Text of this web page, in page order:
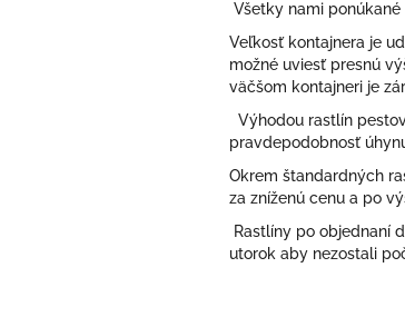
Všetky nami
Veľkosť kontajnera je
možné uviesť presnú
väčšom kontajneri je
Výhodou rastlín
pravdepodobnosť
Okrem štandardných
za zníženú cenu a po
Rastlíny po objednaní
utorok aby nezostali